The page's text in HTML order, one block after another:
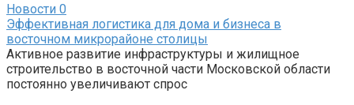
Новости 0
Эффективная логистика для дома и бизнеса в
восточном микрорайоне столицы
Активное развитие инфраструктуры и жилищное
строительство в восточной части Московской области
постоянно увеличивают спрос